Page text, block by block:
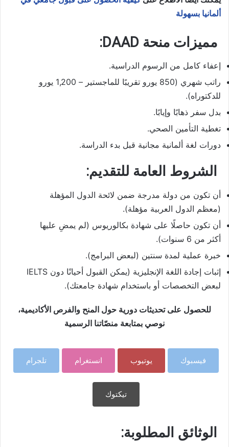
ألمانيا بسهولة
مميزات منحة DAAD:
إعفاء كامل من الرسوم الدراسية.
راتب شهري (850 يورو تقريبًا للماجستير – 1,200 يورو
للدكتوراه).
بدل سفر ذهابًا وإيابًا.
تغطية التأمين الصحي.
دورات لغة ألمانية مجانية قبل بدء الدراسة.
الشروط العامة للتقديم:
أن تكون من دولة مدرجة ضمن لائحة الدول المؤهلة
(معظم الدول العربية مؤهلة).
أن تكون حاصلًا على شهادة بكالوريوس (لم يمضِ عليها
أكثر من 6 سنوات).
خبرة عملية لمدة سنتين (لبعض البرامج).
إثبات إجادة اللغة الإنجليزية (يمكن القبول أحيانًا دون IELTS
لبعض التخصصات أو باستخدام شهادة جامعتك).
للحصول على تحديثات دورية حول المنح والفرص الأكاديمية،
نوصي بمتابعة منصّاتنا الرسمية
فيسبوك يوتيوب انستغرام تلجرام
تيكتوك
الوثائق المطلوبة: